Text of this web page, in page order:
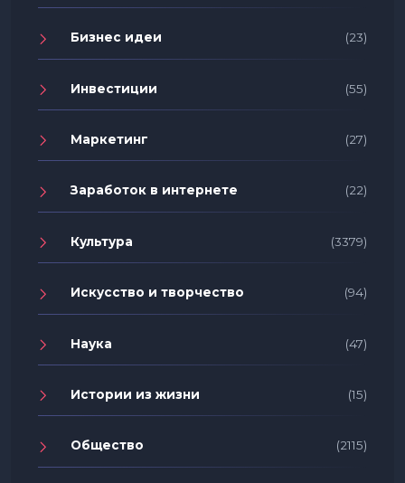
Бизнес идеи (23)
Инвестиции (55)
Маркетинг (27)
Заработок в интернете (22)
Культура (3379)
Искусство и творчество (94)
Наука (47)
Истории из жизни (15)
Общество (2115)